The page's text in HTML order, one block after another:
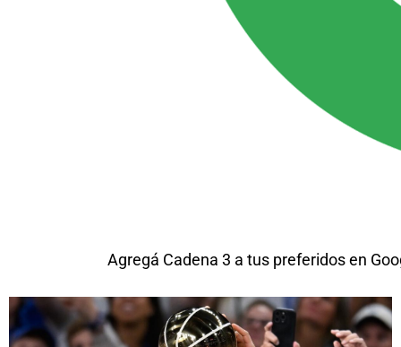
Agregá Cadena 3 a tus preferidos en